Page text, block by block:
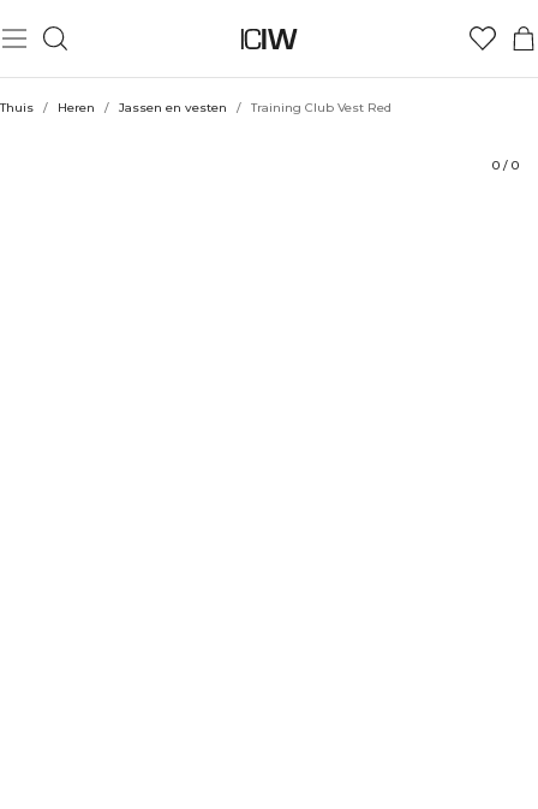
Thuis / Heren / Jassen en vesten / Training Club Vest Red
0 / 0